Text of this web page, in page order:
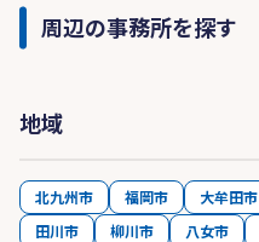
周辺の事務所を探す
地域
北九州市 福岡市 大牟田市
田川市
柳川市 八女市